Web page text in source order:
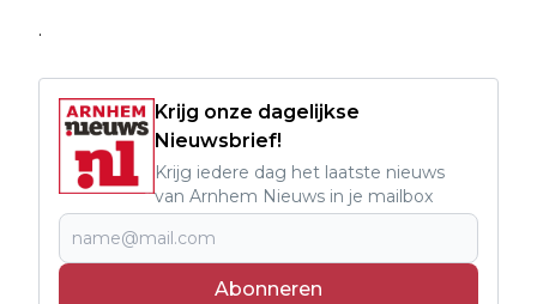
.
Krijg onze dagelijkse
Nieuwsbrief!
Krijg iedere dag het laatste nieuws
van Arnhem Nieuws in je mailbox
Abonneren